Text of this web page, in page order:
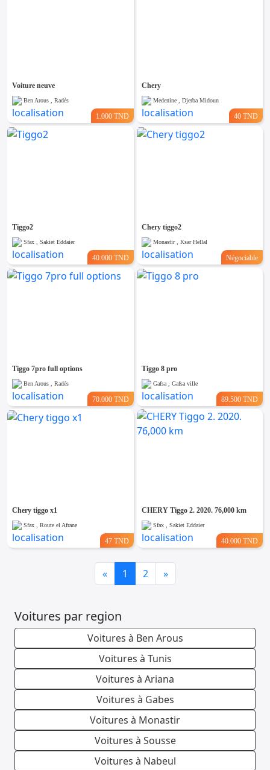
Voiture neuve
Ben Arous , Radès
1.000 TND
Chery
Medenine , Djerba Midoun
40 TND
Tiggo2
Sfax , Sakiet Eddaier
40.000 TND
Chery tiggo2
Monastir , Ksar Hellal
Négociable
Tiggo 7pro full options
Ben Arous , Radès
70.000 TND
Tiggo 8 pro
Gafsa , Gafsa ville
89.500 TND
Chery tiggo x1
Sfax , Route el Afrane
47 TND
CHERY Tiggo 2. 2020. 76,000 km
Sfax , Sakiet Eddaier
40.000 TND
«Previous
1 2 »Next
Voitures par region
Voitures à Ben Arous
Voitures à Tunis
Voitures à Ariana
Voitures à Gabes
Voitures à Monastir
Voitures à Sousse
Voitures à Nabeul